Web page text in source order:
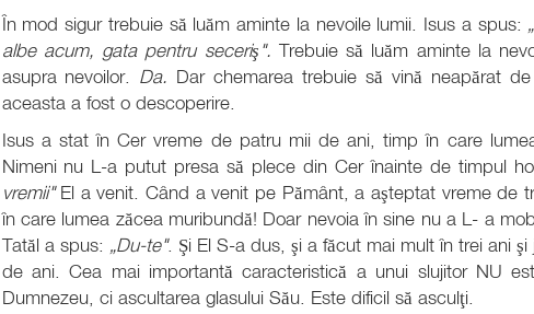
În mod sigur trebuie să luăm aminte la nevoile lumii. Isus a spus:
albe acum, gata pentru seceriş". Trebuie să luăm aminte la
asupra nevoilor. Da. Dar chemarea trebuie să vină neapărat
aceasta a fost o descoperire.
Isus a stat în Cer vreme de patru mii de ani, timp în care
Nimeni nu L-a putut presa să plece din Cer înainte de timpul
vremii"El a venit. Când a venit pe Pământ, a aşteptat vreme de
în care lumea zăcea muribundă! Doar nevoia în sine nu a L- a
Tatăl a spus: „Du-te". Şi El S-a dus, şi a făcut mai mult în trei ani
de ani. Cea mai importantă caracteristică a unui slujitor NU
Dumnezeu, ci ascultarea glasului Său. Este dificil să asculţi.